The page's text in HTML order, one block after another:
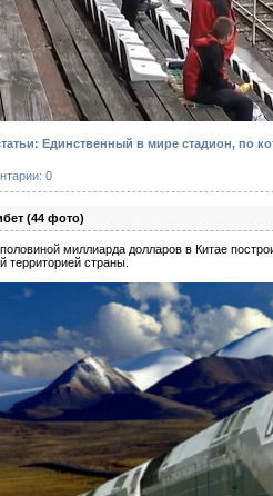
Единственный в мире стадион, по
0
(44 фото)
миллиарда долларов в Китае
страны.